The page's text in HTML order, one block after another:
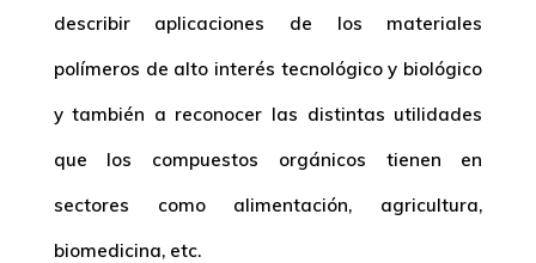
describir aplicaciones de los materiales
polímeros de alto interés tecnológico y biológico
y también a reconocer las distintas utilidades
que los compuestos orgánicos tienen en
sectores como alimentación, agricultura,
biomedicina, etc.